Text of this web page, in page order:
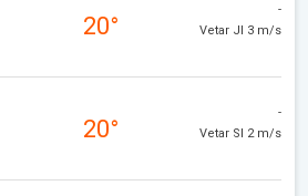
20°
-
Vetar JI 3 m/s
20°
-
Vetar SI 2 m/s